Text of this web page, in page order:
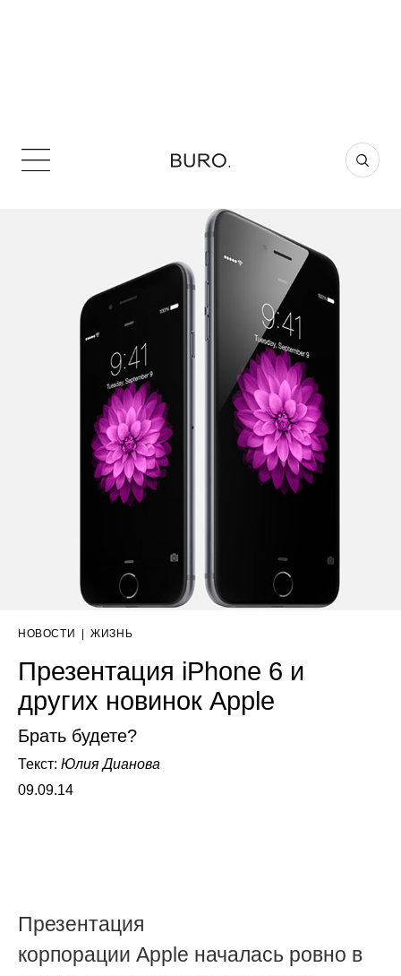
НОВОСТИ | ЖИЗНЬ
Презентация iPhone 6 и
других новинок Apple
Брать будете?
Текст: Юлия Дианова
09.09.14
Презентация
корпорации Apple началась ровно в